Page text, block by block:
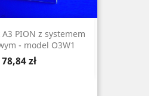
PION z systemem
- model O3W1
Cena
78,84 zł